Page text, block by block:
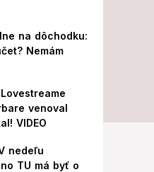
na dôchodku:
Nemám
venoval
VIDEO
nedeľu
TU má byť o